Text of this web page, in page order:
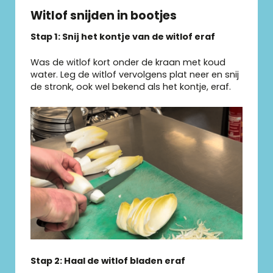
Witlof snijden in bootjes
Stap 1: Snij het kontje van de witlof eraf
Was de witlof kort onder de kraan met koud
water. Leg de witlof vervolgens plat neer en snij
de stronk, ook wel bekend als het kontje, eraf.
Stap 2: Haal de witlof bladen eraf